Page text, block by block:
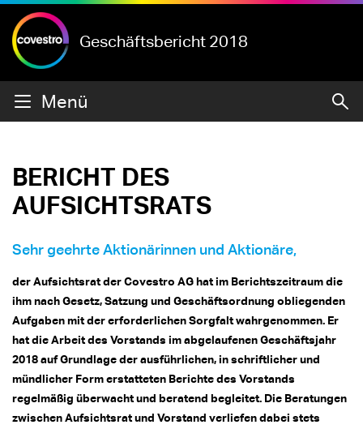
Geschäftsbericht 2018
Menü
BERICHT DES
AUFSICHTSRATS
Sehr geehrte Aktionärinnen und Aktionäre,
der Aufsichtsrat der Covestro AG hat im Berichtszeitraum die
ihm nach Gesetz, Satzung und Geschäftsordnung obliegenden
Aufgaben mit der erforderlichen Sorgfalt wahrgenommen. Er
hat die Arbeit des Vorstands im abgelaufenen Geschäftsjahr
2018 auf Grundlage der ausführlichen, in schriftlicher und
mündlicher Form erstatteten Berichte des Vorstands
regelmäßig überwacht und beratend begleitet. Die Beratungen
zwischen Aufsichtsrat und Vorstand verliefen dabei stets